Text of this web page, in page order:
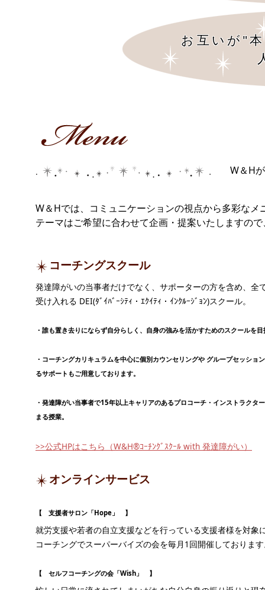
お互いが"
W＆H
W＆Hでは、コミュニケーションの視点から多彩な
テーマはご希望に合わせて企画・提案いたしますの
コーチングスクール
発達障がいの当事者だけでなく、サポーターの方を含め、全
受け入れる DEI(ﾀﾞｲﾊﾞｰｼﾃｨ・ｴｸｲﾃｨ・ｲﾝｸﾙｰｼﾞｮﾝ)スクール。
・誰も置き去りにならず自分らしく、自身の強みを活かすためのスクールを
・コーチングカリキュラムを中心に個別カウンセリングや グループセッショ
るサポートもご用意しております。
・発達障がい当事者で15年以上キャリアのあるプロコーチ・インストラクタ
まる授業。
>>公式HPはこちら（W&H®ｺｰﾁﾝｸﾞｽｸｰﾙ with 発達障がい）
オンラインサービス
【 支援者サロン「Hope」 】
就労支援や若者の自立支援などを行っている支援者様を対象
コーチングでスーパーバイズの会を毎月1回開催しておりま
【 セルフコーチングの会「Wish」 】